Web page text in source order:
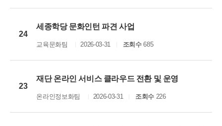
24
세종학당 문화인턴 파견 사업
교육문화팀 2026-03-31 조회수685
23
재단 온라인 서비스 클라우드 전환 및 운영
온라인정보화팀 2026-03-31 조회수 226